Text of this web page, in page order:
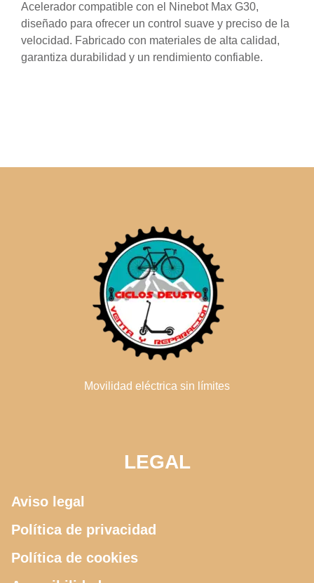
Acelerador compatible con el Ninebot Max G30,
diseñado para ofrecer un control suave y preciso de la
velocidad. Fabricado con materiales de alta calidad,
garantiza durabilidad y un rendimiento confiable.
Movilidad eléctrica sin límites
LEGAL
Aviso legal
Política de privacidad
Política de cookies